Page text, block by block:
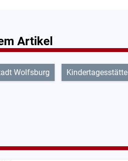
Artikel
Wolfsburg Kindertagesstätte